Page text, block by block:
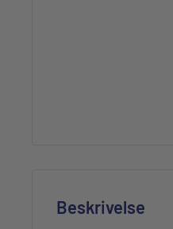
Beskrivelse